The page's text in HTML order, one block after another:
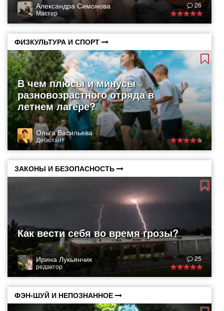
Александра Симонова
Мастер
26
ФИЗКУЛЬТУРА И СПОРТ
В чем плюсы и минусы
разновозрастного отряда в
летнем лагере?
Ольга Васильева
Дебютант
ЗАКОНЫ И БЕЗОПАСНОСТЬ
Как вести себя во время грозы?
Ирина Лукьянчик
редактор
25
ФЭН-ШУЙ И НЕПОЗНАННОЕ